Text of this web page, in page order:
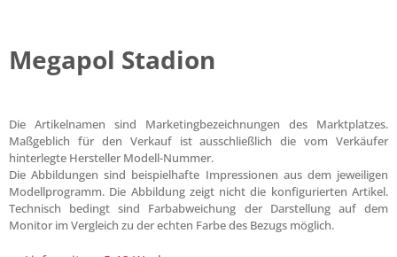
Megapol Stadion
Die Artikelnamen sind Marketingbezeichnungen des Marktplatzes.
Maßgeblich für den Verkauf ist ausschließlich die vom Verkäufer
hinterlegte Hersteller Modell-Nummer.
Die Abbildungen sind beispielhafte Impressionen aus dem jeweiligen
Modellprogramm. Die Abbildung zeigt nicht die konfigurierten Artikel.
Technisch bedingt sind Farbabweichung der Darstellung auf dem
Monitor im Vergleich zu der echten Farbe des Bezugs möglich.